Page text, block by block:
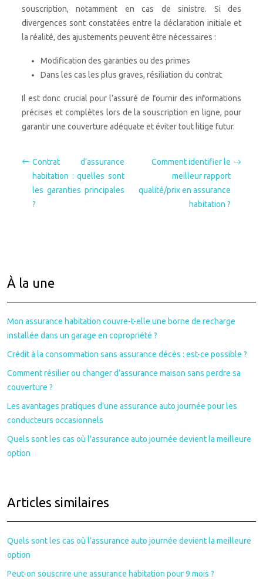
souscription, notamment en cas de sinistre. Si des
divergences sont constatées entre la déclaration initiale et
la réalité, des ajustements peuvent être nécessaires :
Modification des garanties ou des primes
Dans les cas les plus graves, résiliation du contrat
Il est donc crucial pour l’assuré de fournir des informations
précises et complètes lors de la souscription en ligne, pour
garantir une couverture adéquate et éviter tout litige futur.
Contrat d’assurance
habitation : quelles sont
les garanties principales
?
Comment identifier le
meilleur rapport
qualité/prix en assurance
habitation ?
À la une
Mon assurance habitation couvre-t-elle une borne de recharge
installée dans un garage en copropriété ?
Crédit à la consommation sans assurance décès : est-ce possible ?
Comment résilier ou changer d’assurance maison sans perdre sa
couverture ?
Les avantages pratiques d’une assurance auto journée pour les
conducteurs occasionnels
Quels sont les cas où l’assurance auto journée devient la meilleure
option
Articles similaires
Quels sont les cas où l’assurance auto journée devient la meilleure
option
Peut-on souscrire une assurance habitation pour 9 mois ?